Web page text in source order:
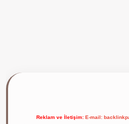
Reklam ve İletişim: E-mail: